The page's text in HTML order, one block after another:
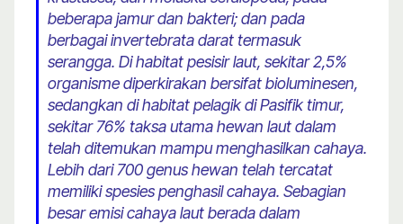
beberapa jamur dan bakteri; dan pada
berbagai invertebrata darat termasuk
serangga. Di habitat pesisir laut, sekitar 2,5%
organisme diperkirakan bersifat bioluminesen,
sedangkan di habitat pelagik di Pasifik timur,
sekitar 76% taksa utama hewan laut dalam
telah ditemukan mampu menghasilkan cahaya.
Lebih dari 700 genus hewan telah tercatat
memiliki spesies penghasil cahaya. Sebagian
besar emisi cahaya laut berada dalam